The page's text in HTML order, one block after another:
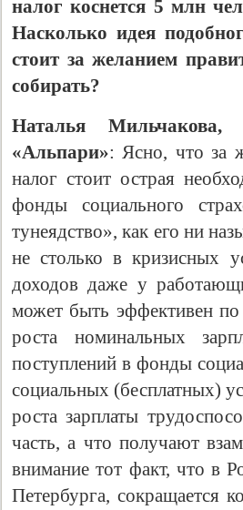
налог коснется 5 млн
Насколько идея
стоит за желанием
собирать?
Наталья Мильчакова,
«Альпари»: Ясно, что за
налог стоит острая
фонды социального
тунеядство», как его ни
не столько в кризисных
доходов даже у
может быть эффективен
роста номинальных
поступлений в фонды
социальных (бесплатных)
роста зарплаты
часть, а что получают
внимание тот факт, что в
Петербурга, сокращается